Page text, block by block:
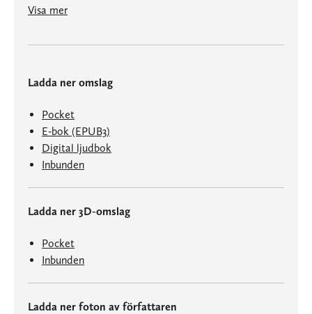
Visa mer
Ladda ner omslag
Pocket
E-bok (EPUB3)
Digital ljudbok
Inbunden
Ladda ner 3D-omslag
Pocket
Inbunden
Ladda ner foton av författaren